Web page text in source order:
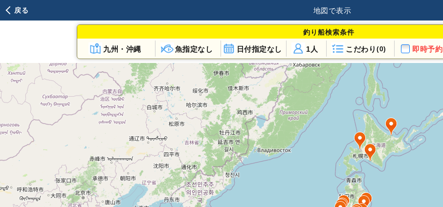
戻る 地図で表示
釣り船検索条件
九州・沖縄 魚指定なし 日付指定なし こだわり (0)
1人 即時予約